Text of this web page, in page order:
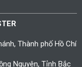
Thành phố Hồ Chí
Nguyên, Tỉnh Bắc